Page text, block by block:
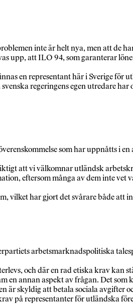
inte är helt nya, men att de
upp, att ILO 94, som garanterar
en representant här i Sverige för
regeringens egen utredare
som har uppnåtts i
att vi välkomnar utländsk
eftersom många av dem inte vet
vilket har gjort det svårare både att
arbetsmarknadspolitiska
och där en rad etiska krav kan
annan aspekt av frågan. Det
skyldig att betala sociala avgifter
på representanter för utländska